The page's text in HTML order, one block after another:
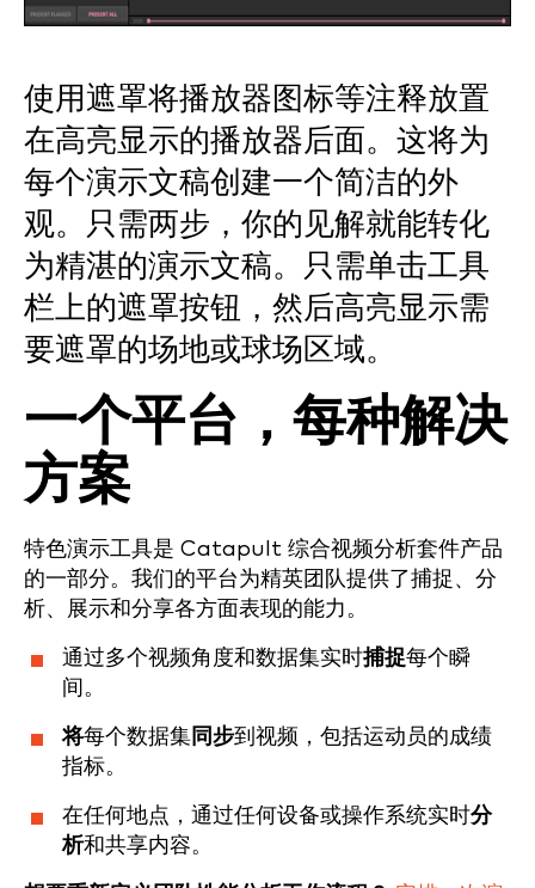
使用遮罩将播放器图标等注释放置
在高亮显示的播放器后面。这将为
每个演示文稿创建一个简洁的外
观。只需两步，你的见解就能转化
为精湛的演示文稿。只需单击工具
栏上的遮罩按钮，然后高亮显示需
要遮罩的场地或球场区域。
一个平台，每种解决
方案
特色演示工具是 Catapult 综合视频分析套件产品
的一部分。我们的平台为精英团队提供了捕捉、分
析、展示和分享各方面表现的能力。
通过多个视频角度和数据集实时捕捉每个瞬
间。
将每个数据集 同步到视频，包括运动员的成绩
指标。
在任何地点，通过任何设备或操作系统实时分
析和共享内容。